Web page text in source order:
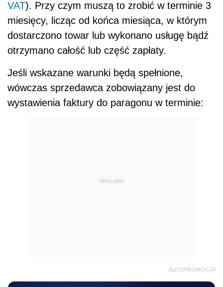
VAT). Przy czym muszą to zrobić w terminie 3
miesięcy, licząc od końca miesiąca, w którym
dostarczono towar lub wykonano usługę bądź
otrzymano całość lub część zapłaty.
Jeśli wskazane warunki będą spełnione,
wówczas sprzedawca zobowiązany jest do
wystawienia faktury do paragonu w terminie:
REKLAMA
AUTOPROMOCJA